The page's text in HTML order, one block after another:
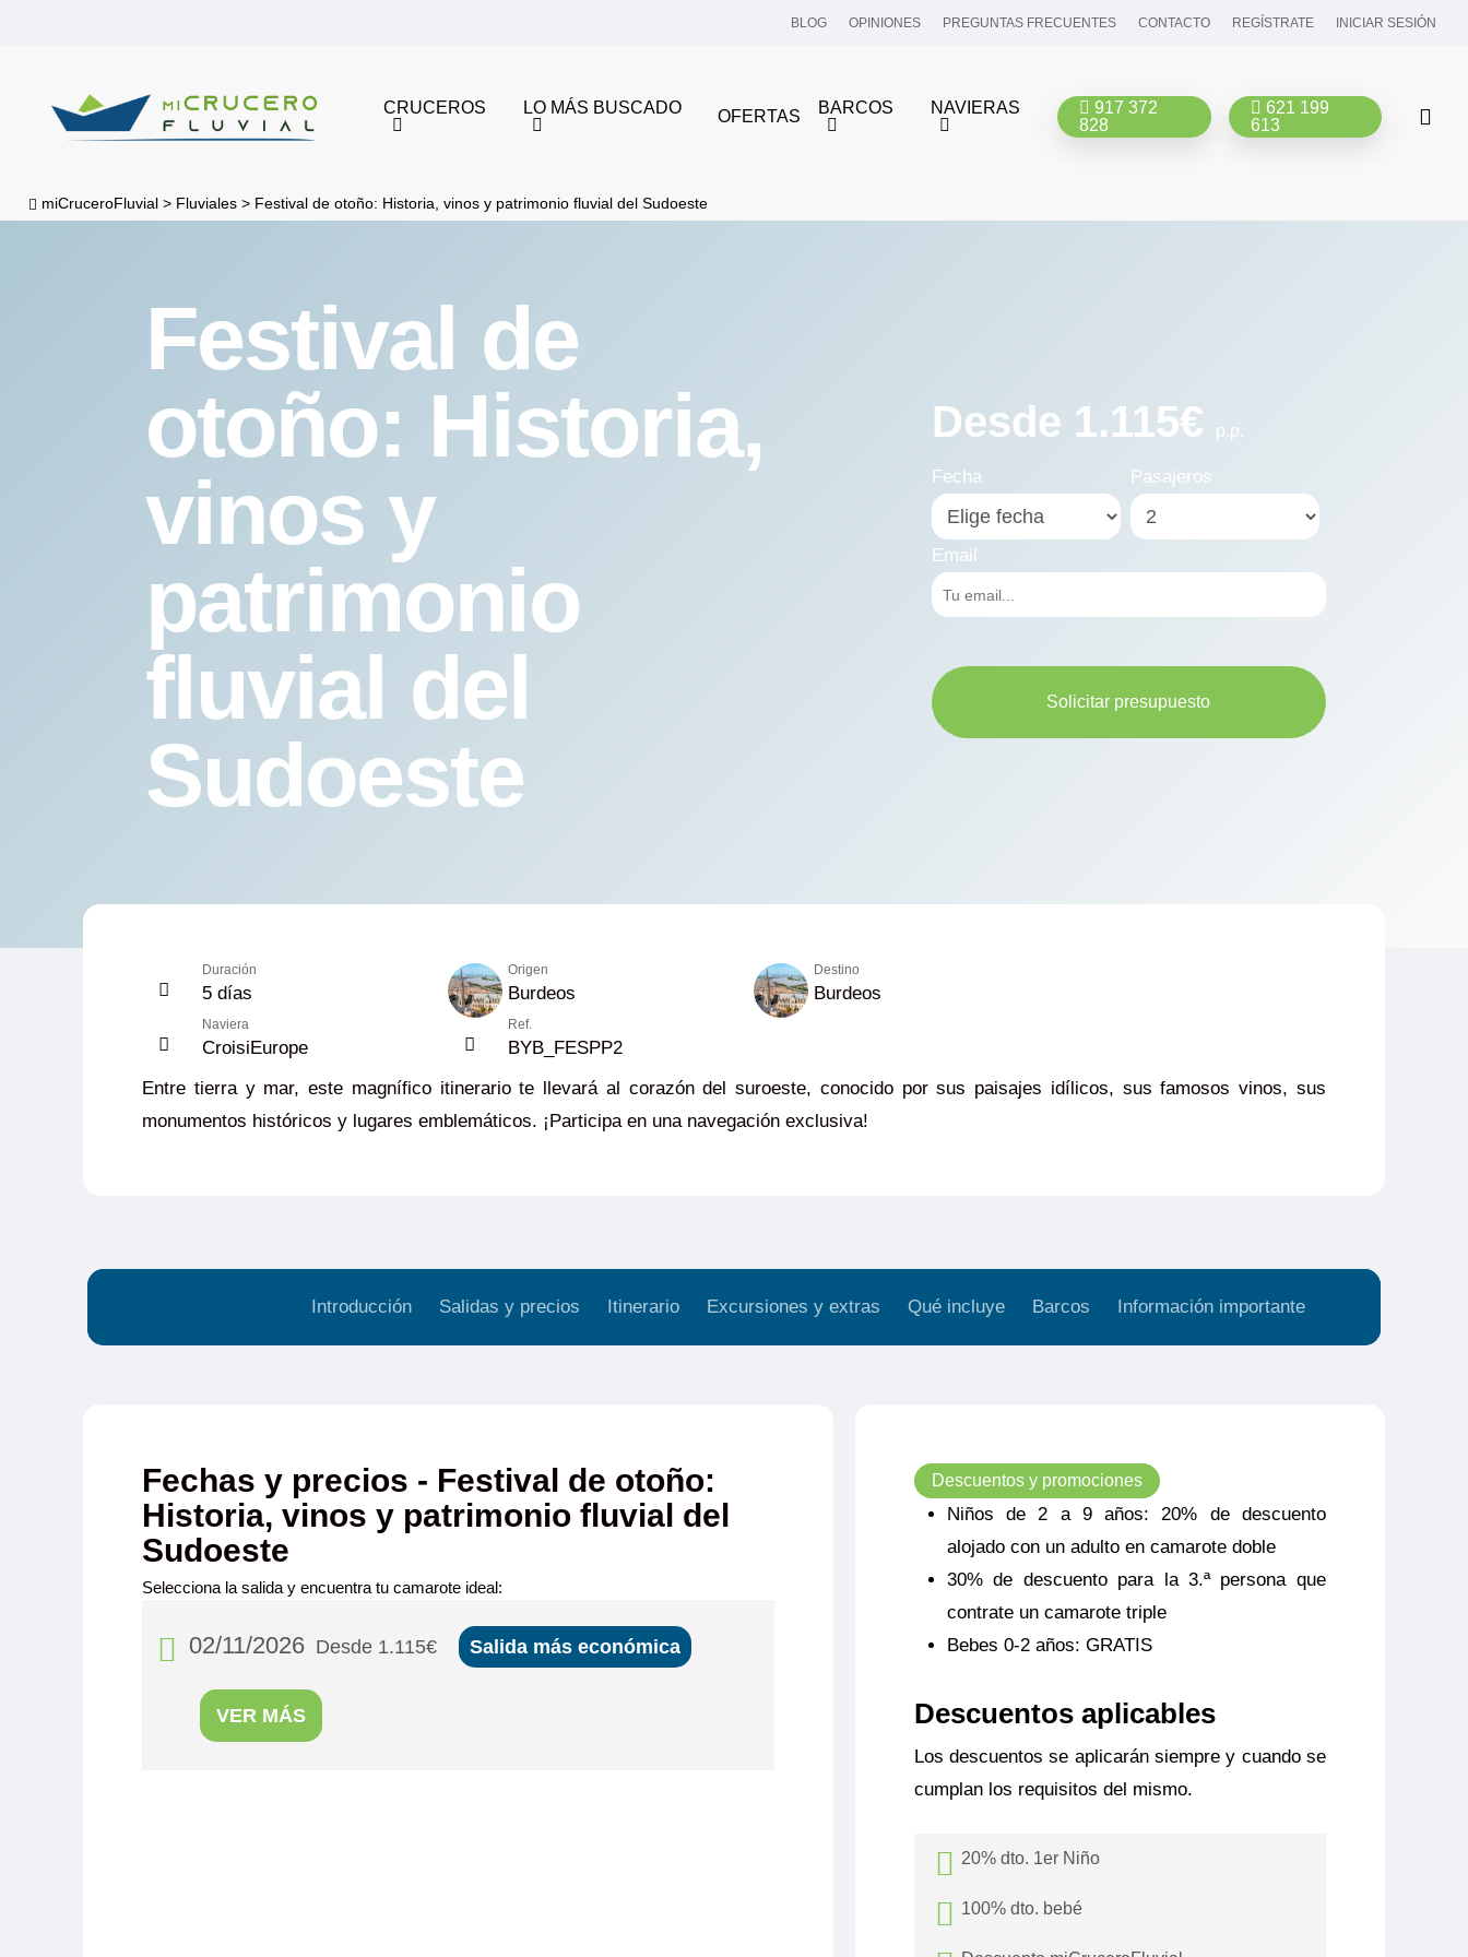
content
BLOG OPINIONES PREGUNTAS FRECUENTES CONTACTO REGÍSTRATE INICIAR SESIÓN
CRUCEROS LO MÁS BUSCADO OFERTAS BARCOS NAVIERAS
917 372
828
621 199
613
miCruceroFluvial > Fluviales> Festival de otoño: Historia, vinos y patrimonio fluvial del Sudoeste
Festival de
otoño: Historia,
vinos y
patrimonio
fluvial del
Sudoeste
Desde 1.115€ p.p.
Fecha Pasajeros
Email
Solicitar presupuesto
Duración
5 días
Origen
Burdeos
Destino
Burdeos
Naviera
CroisiEurope
Ref.
BYB_FESPP2
Entre tierra y mar, este magnífico itinerario te llevará al corazón del suroeste, conocido por sus paisajes idílicos, sus famosos vinos, sus
monumentos históricos y lugares emblemáticos. ¡Participa en una navegación exclusiva!
Introducción Salidas y precios Itinerario Excursiones y extras Qué incluye Barcos Información importante
Fechas y precios - Festival de otoño:
Historia, vinos y patrimonio fluvial del
Sudoeste
Selecciona la salida y encuentra tu camarote ideal:
02/11/2026 Desde 1.115€ Salida más económica
VER MÁS
Descuentos y promociones
Niños de 2 a 9 años: 20% de descuento
alojado con un adulto en camarote doble
30% de descuento para la 3.ª persona que
contrate un camarote triple
Bebes 0-2 años: GRATIS
Descuentos aplicables
Los descuentos se aplicarán siempre y cuando se
cumplan los requisitos del mismo.
20% dto. 1er Niño
Primer niño de 2 a 10 años no cumplidos
100% dto. bebé